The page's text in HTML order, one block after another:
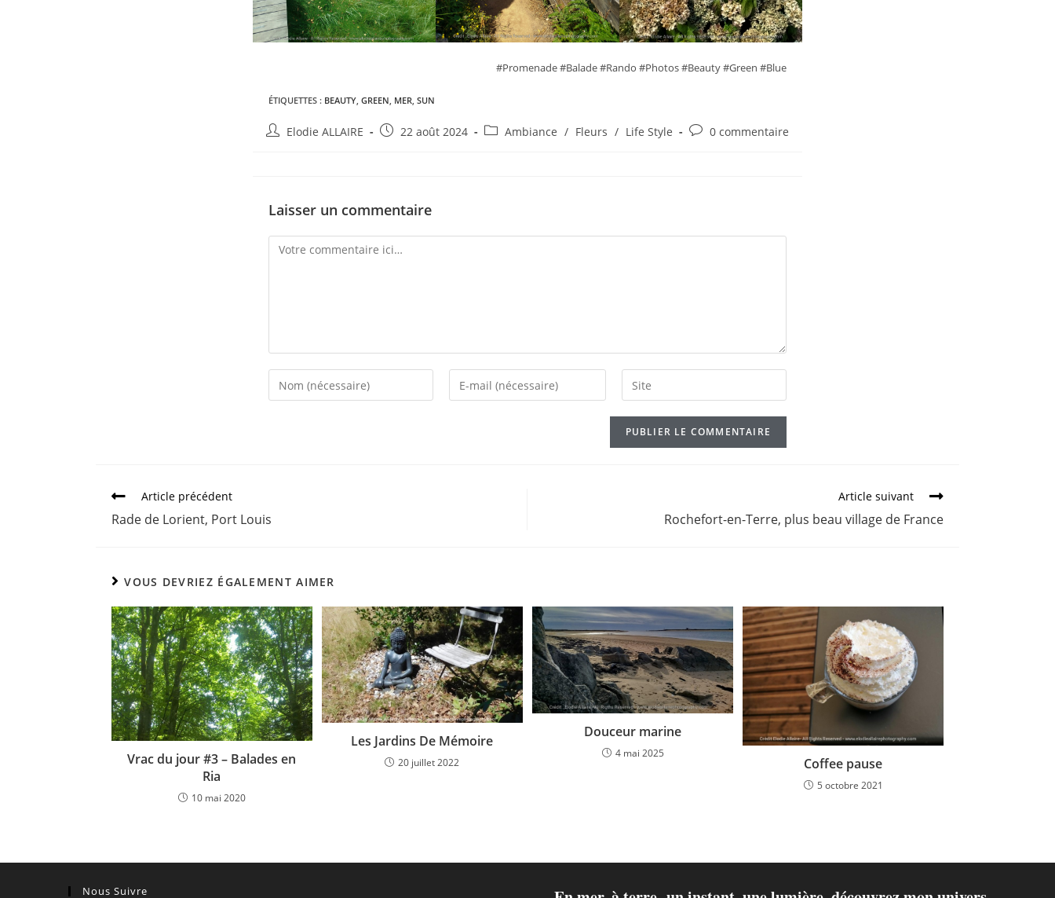
#Promenade #Balade #Rando #Photos #Beauty #Green #Blue
ÉTIQUETTES : BEAUTY, GREEN, MER, SUN
Elodie ALLAIRE 22 août 2024 Ambiance / Fleurs / Life Style 0 commentaire
Laisser un commentaire
Article précédent
Rade de Lorient, Port Louis
Article suivant
Rochefort-en-Terre, plus beau village de France
VOUS DEVRIEZ ÉGALEMENT AIMER
Vrac du jour #3 – Balades en
Ria
10 mai 2020
Les Jardins De Mémoire
20 juillet 2022
Douceur marine
4 mai 2025
Coffee pause
5 octobre 2021
Nous Suivre